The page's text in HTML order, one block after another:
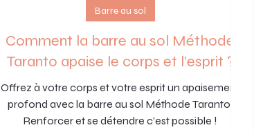
Comment la barre au sol Méthode
Taranto apaise le corps et l’esprit ?
Offrez à votre corps et votre esprit un apaisement
profond avec la barre au sol Méthode Taranto.
Renforcer et se détendre c'est possible !
Barre au sol